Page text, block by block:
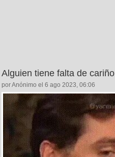
Alguien tiene falta de cariño
por Anónimo el 6 ago 2023, 06:06